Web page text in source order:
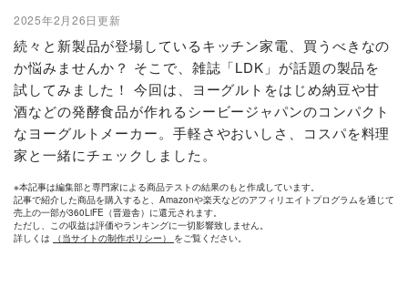
2025年2月26日更新
続々と新製品が登場しているキッチン家電、買うべきなの
か悩みませんか？ そこで、雑誌「LDK」が話題の製品を
試してみました！ 今回は、ヨーグルトをはじめ納豆や甘
酒などの発酵食品が作れるシービージャパンのコンパクト
なヨーグルトメーカー。手軽さやおいしさ、コスパを料理
家と一緒にチェックしました。
※本記事は編集部と専門家による商品テストの結果のもと作成しています。
記事で紹介した商品を購入すると、Amazonや楽天などのアフィリエイトプログラムを通じて
売上の一部が360LiFE（晋遊舎）に還元されます。
ただし、この収益は評価やランキングに一切影響致しません。
詳しくは
（当サイトの制作ポリシー） をご覧ください。